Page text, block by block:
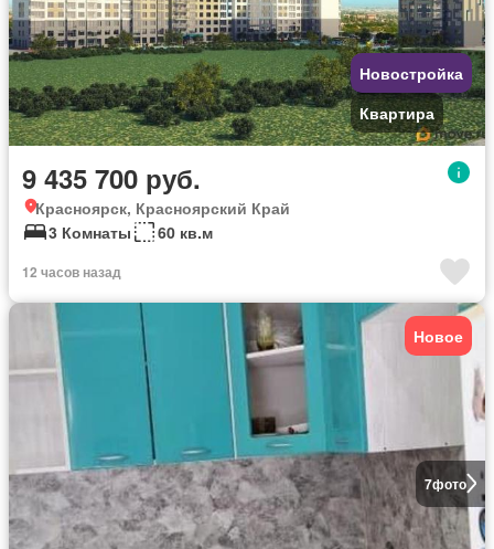
Новостройка
Квартира
9 435 700 руб.
Красноярск, Красноярский Край
3 Комнаты
60 кв.м
12 часов назад
7фото
Новое